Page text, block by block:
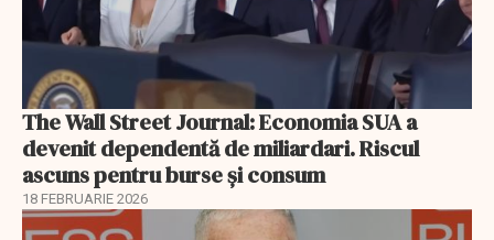
The Wall Street Journal: Economia SUA a
devenit dependentă de miliardari. Riscul
ascuns pentru burse și consum
18 FEBRUARIE 2026
EXCLUSIV